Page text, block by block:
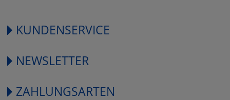
KUNDENSERVICE
NEWSLETTER
ZAHLUNGSARTEN